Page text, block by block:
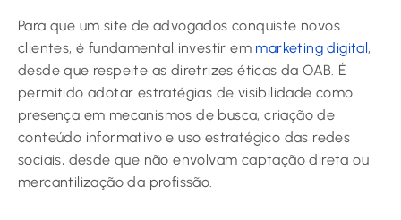
Para que um site de advogados conquiste novos
clientes, é fundamental investir em marketing digital ,
desde que respeite as diretrizes éticas da OAB. É
permitido adotar estratégias de visibilidade como
presença em mecanismos de busca, criação de
conteúdo informativo e uso estratégico das redes
sociais, desde que não envolvam captação direta ou
mercantilização da profissão.